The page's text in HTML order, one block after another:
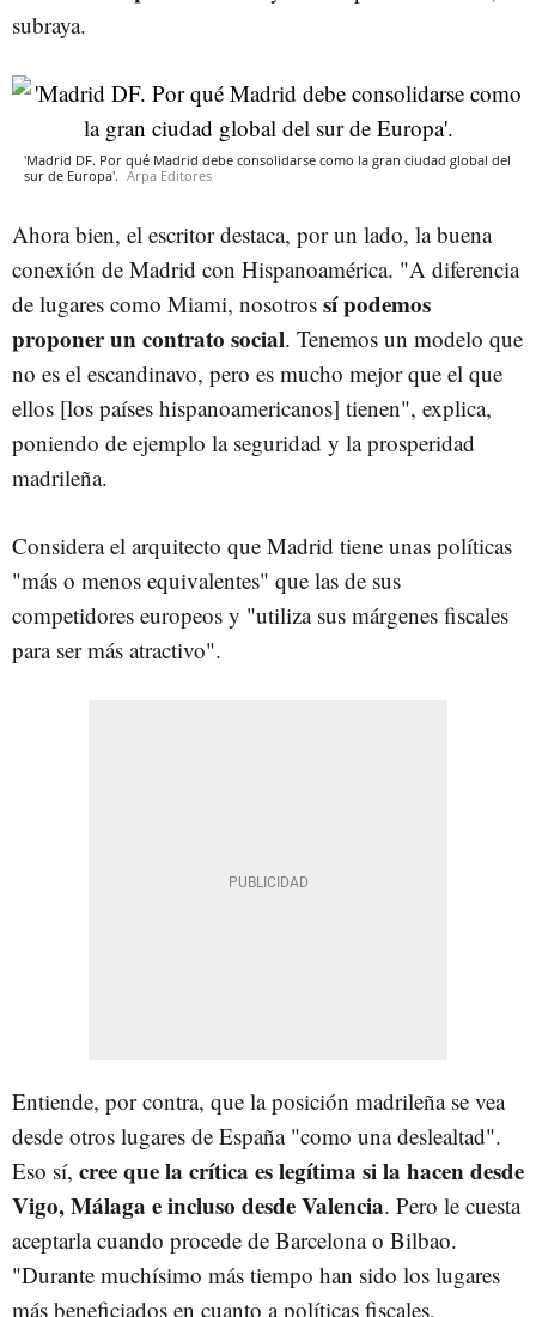
subraya.
'Madrid DF. Por qué Madrid debe consolidarse como la gran ciudad global del
sur de Europa'. Arpa Editores
Ahora bien, el escritor destaca, por un lado, la buena
conexión de Madrid con Hispanoamérica. "A diferencia
de lugares como Miami, nosotros sí podemos
proponer un contrato social. Tenemos un modelo que
no es el escandinavo, pero es mucho mejor que el que
ellos [los países hispanoamericanos] tienen", explica,
poniendo de ejemplo la seguridad y la prosperidad
madrileña.
Considera el arquitecto que Madrid tiene unas políticas
"más o menos equivalentes" que las de sus
competidores europeos y "utiliza sus márgenes fiscales
para ser más atractivo".
Entiende, por contra, que la posición madrileña se vea
desde otros lugares de España "como una deslealtad".
Eso sí, cree que la crítica es legítima si la hacen desde
Vigo, Málaga e incluso desde Valencia. Pero le cuesta
aceptarla cuando procede de Barcelona o Bilbao.
"Durante muchísimo más tiempo han sido los lugares
más beneficiados en cuanto a políticas fiscales,